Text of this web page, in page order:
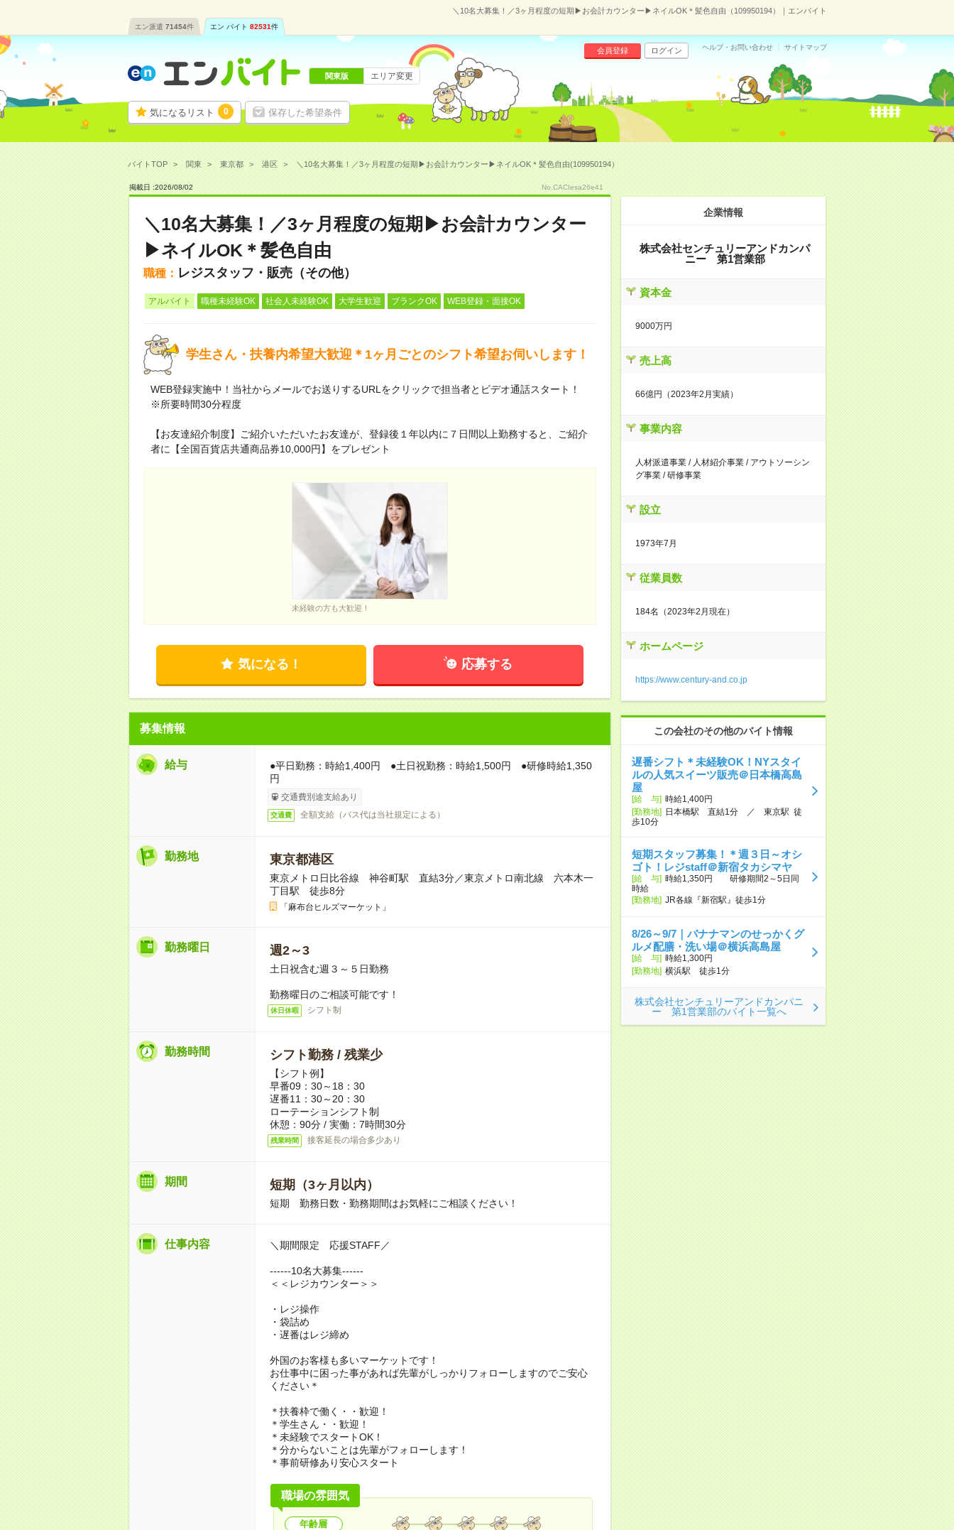
＼10名大募集！／3ヶ月程度の短期▶お会計カウンター▶ネイルOK＊髪色自由（109950194）｜エンバイト
エン派遣 71454件 エン バイト 82531件
気になるリスト 0 保存した希望条件
会員登録 ログイン ヘルプ・お問い合わせ サイトマップ
関東版 エリア変更
バイトTOP 関東 東京都 港区 ＼10名大募集！／3ヶ月程度の短期▶お会計カウンター▶ネイルOK＊髪色自由(109950194）
掲載日 :2026/08/02 No.CACIesa26e41
＼10名大募集！／3ヶ月程度の短期▶お会計カウンター
▶ネイルOK＊髪色自由
職種： レジスタッフ・販売（その他）
アルバイト 職種未経験OK 社会人未経験OK 大学生歓迎 ブランクOK WEB登録・面接OK
学生さん・扶養内希望大歓迎＊1ヶ月ごとのシフト希望お伺いします！
WEB登録実施中！当社からメールでお送りするURLをクリックで担当者とビデオ通話スタート！
※所要時間30分程度
【お友達紹介制度】ご紹介いただいたお友達が、登録後１年以内に７日間以上勤務すると、ご紹介
者に【全国百貨店共通商品券10,000円】をプレゼント
未経験の方も大歓迎！
気になる！ 応募する
募集情報
給与
●平日勤務：時給1,400円 ●土日祝勤務：時給1,500円 ●研修時給1,350
円
交通費別途支給あり
交通費 全額支給（バス代は当社規定による）
勤務地 東京都港区
東京メトロ日比谷線 神谷町駅 直結3分／東京メトロ南北線 六本木一
丁目駅 徒歩8分
「麻布台ヒルズマーケット」
勤務曜日 週2～3
土日祝含む週３～５日勤務
勤務曜日のご相談可能です！
休日休暇 シフト制
勤務時間 シフト勤務 / 残業少
【シフト例】
早番09：30～18：30
遅番11：30～20：30
ローテーションシフト制
休憩：90分 / 実働：7時間30分
残業時間 接客延長の場合多少あり
期間 短期（3ヶ月以内）
短期 勤務日数・勤務期間はお気軽にご相談ください！
仕事内容 ＼期間限定 応援STAFF／
------10名大募集------
＜＜レジカウンター＞＞
・レジ操作
・袋詰め
・遅番はレジ締め
外国のお客様も多いマーケットです！
お仕事中に困った事があれば先輩がしっかりフォローしますのでご安心
ください＊
＊扶養枠で働く・・歓迎！
＊学生さん・・歓迎！
＊未経験でスタートOK！
＊分からないことは先輩がフォローします！
＊事前研修あり安心スタート
職場の雰囲気
年齢層
企業情報
株式会社センチュリーアンドカンパ
ニー 第1営業部
資本金
9000万円
売上高
66億円（2023年2月実績）
事業内容
人材派遣事業 / 人材紹介事業 / アウトソーシン
グ事業 / 研修事業
設立
1973年7月
従業員数
184名（2023年2月現在）
ホームページ
https://www.century-and.co.jp
この会社のその他のバイト情報
遅番シフト＊未経験OK！NYスタイ
ルの人気スイーツ販売＠日本橋高島
屋
[給 与] 時給1,400円
[勤務地] 日本橋駅 直結1分 ／ 東京駅 徒
歩10分
短期スタッフ募集！＊週３日～オシ
ゴト！レジstaff＠新宿タカシマヤ
[給 与] 時給1,350円 研修期間2～5日同
時給
[勤務地] JR各線『新宿駅』徒歩1分
8/26～9/7｜バナナマンのせっかくグ
ルメ配膳・洗い場＠横浜高島屋
[給 与] 時給1,300円
[勤務地] 横浜駅 徒歩1分
株式会社センチュリーアンドカンパニ
ー 第1営業部のバイト一覧へ